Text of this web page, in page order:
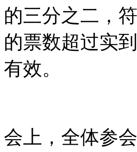
的三分之二，
的票数超过实
有效。
会上，全体参